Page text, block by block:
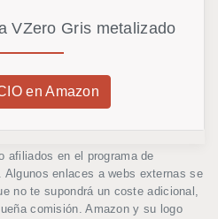
VZero Gris metalizado
en Amazon
afiliados en el programa de
enlaces a webs externas se
no te supondrá un coste adicional,
comisión. Amazon y su logo